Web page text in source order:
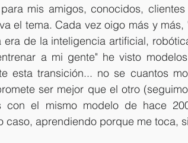
mis amigos, conocidos,
el tema. Cada vez oigo más y
de la inteligencia artificial,
a mi gente" he visto
esta transición... no se cuantos
ser mejor que el otro
con el mismo modelo de hace
caso, aprendiendo porque me toca,